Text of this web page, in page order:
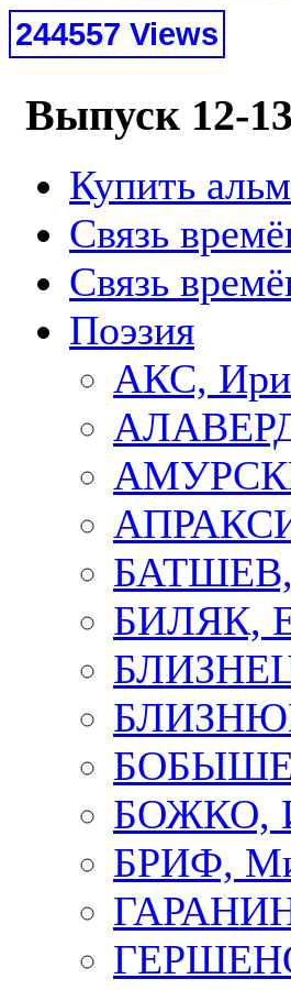
244557 Views
Выпуск 12-
Купить
Связь
Связь
Поэзия
АКС,
БАТШЕВ,
БИЛЯК,
БОЖКО,
БРИФ,